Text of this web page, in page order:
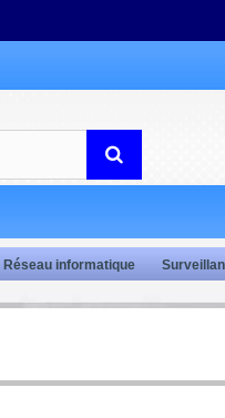
Réseau informatique